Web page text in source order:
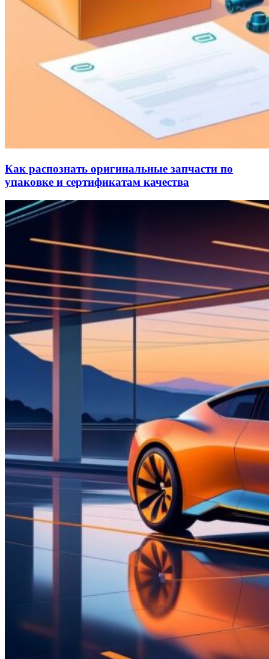
Как распознать оригинальные запчасти по
упаковке и сертификатам качества